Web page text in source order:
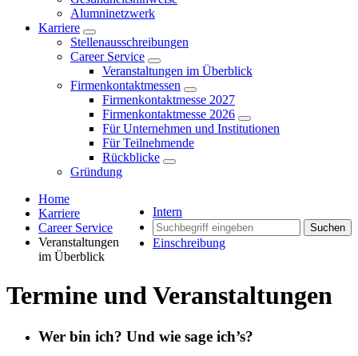
Alumninetzwerk
Karriere
Stellenausschreibungen
Career Service
Veranstaltungen im Überblick
Firmenkontaktmessen
Firmenkontaktmesse 2027
Firmenkontaktmesse 2026
Für Unternehmen und Institutionen
Für Teilnehmende
Rückblicke
Gründung
Intern
Suchen
Einschreibung
Home
Karriere
Career Service
Veranstaltungen
im Überblick
Termine und Veranstaltungen
Wer bin ich? Und wie sage ich’s?